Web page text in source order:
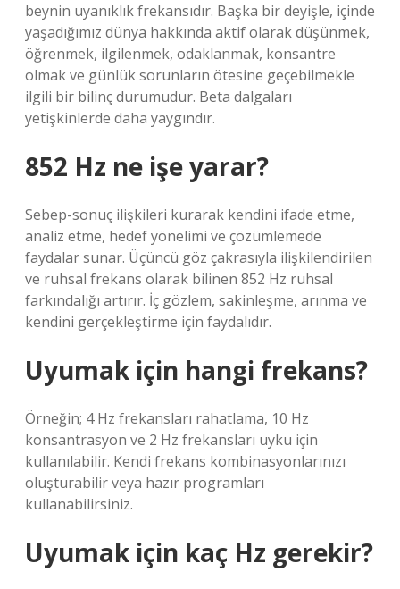
beynin uyanıklık frekansıdır. Başka bir deyişle, içinde
yaşadığımız dünya hakkında aktif olarak düşünmek,
öğrenmek, ilgilenmek, odaklanmak, konsantre
olmak ve günlük sorunların ötesine geçebilmekle
ilgili bir bilinç durumudur. Beta dalgaları
yetişkinlerde daha yaygındır.
852 Hz ne işe yarar?
Sebep-sonuç ilişkileri kurarak kendini ifade etme,
analiz etme, hedef yönelimi ve çözümlemede
faydalar sunar. Üçüncü göz çakrasıyla ilişkilendirilen
ve ruhsal frekans olarak bilinen 852 Hz ruhsal
farkındalığı artırır. İç gözlem, sakinleşme, arınma ve
kendini gerçekleştirme için faydalıdır.
Uyumak için hangi frekans?
Örneğin; 4 Hz frekansları rahatlama, 10 Hz
konsantrasyon ve 2 Hz frekansları uyku için
kullanılabilir. Kendi frekans kombinasyonlarınızı
oluşturabilir veya hazır programları
kullanabilirsiniz.
Uyumak için kaç Hz gerekir?